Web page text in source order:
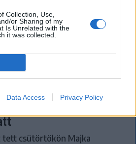
Collection, Use,
or Sharing of my
Is Unrelated with the
it was collected.
Data Access Privacy Policy
tett Majka ügyvédje
érkezett
csütörtökön Majka